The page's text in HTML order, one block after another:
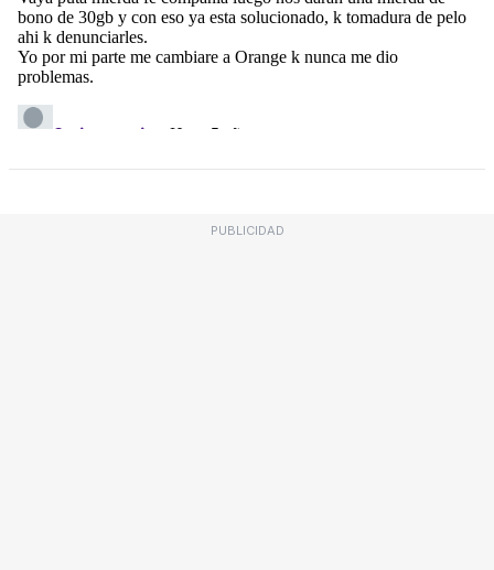
PUBLICIDAD